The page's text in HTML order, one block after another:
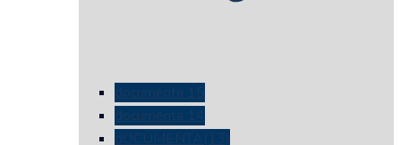
documenta 15
documenta 14
dOCUMENTA(13)